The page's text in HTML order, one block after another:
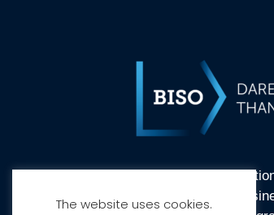
BI Student
students and the
The website uses cookies.